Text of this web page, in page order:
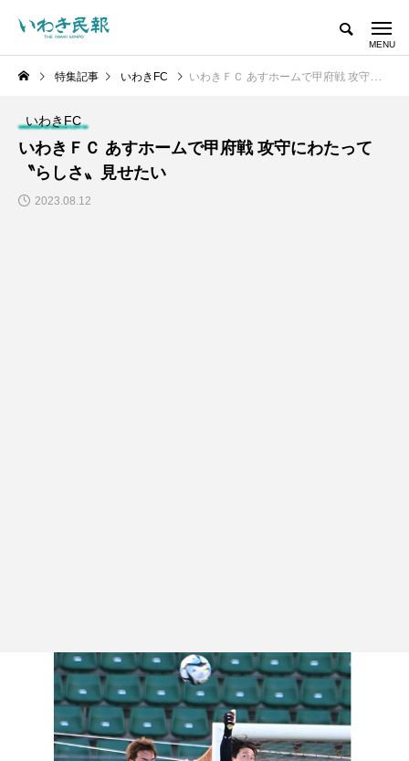
特集記事 いわきFC いわきＦＣ あすホームで甲府戦 攻守にわたって〝らしさ〟見せたい
いわきFC
いわきＦＣ あすホームで甲府戦 攻守にわたって
〝らしさ〟見せたい
2023.08.12